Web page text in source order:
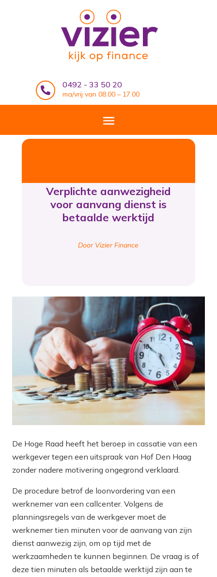

0492 - 33 50 20
ma/vrij van 08.00 – 17.00
Verplichte aanwezigheid
voor aanvang dienst is
betaalde werktijd
Door Vizier Finance
De Hoge Raad heeft het beroep in cassatie van een
werkgever tegen een uitspraak van Hof Den Haag
zonder nadere motivering ongegrond verklaard.
De procedure betrof de loonvordering van een
werknemer van een callcenter. Volgens de
planningsregels van de werkgever moet de
werknemer tien minuten voor de aanvang van zijn
dienst aanwezig zijn, om op tijd met de
werkzaamheden te kunnen beginnen. De vraag is of
deze tien minuten als betaalde werktijd zijn aan te